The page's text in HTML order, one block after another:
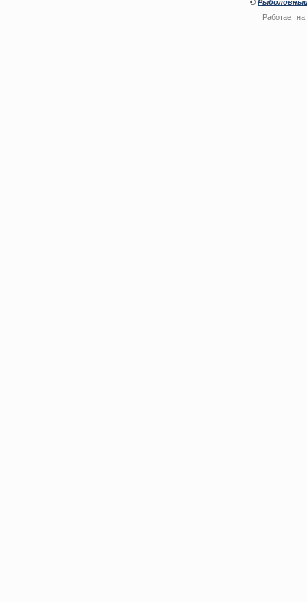
© Рыболовный
Работает